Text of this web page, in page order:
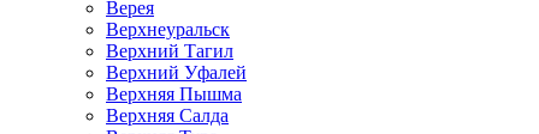
Верея
Верхнеуральск
Верхний Тагил
Верхний Уфалей
Верхняя Пышма
Верхняя Салда